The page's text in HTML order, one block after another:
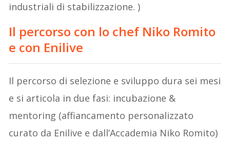
industriali di stabilizzazione. )
Il percorso con lo chef Niko Romito
e con Enilive
Il percorso di selezione e sviluppo dura sei mesi
e si articola in due fasi: incubazione &
mentoring (affiancamento personalizzato
curato da Enilive e dall’Accademia Niko Romito)